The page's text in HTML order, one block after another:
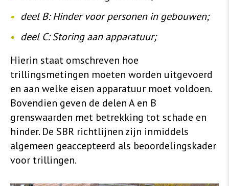
deel B: Hinder voor personen in gebouwen;
deel C: Storing aan apparatuur;
Hierin staat omschreven hoe
trillingsmetingen moeten worden uitgevoerd
en aan welke eisen apparatuur moet voldoen.
Bovendien geven de delen A en B
grenswaarden met betrekking tot schade en
hinder. De SBR richtlijnen zijn inmiddels
algemeen geaccepteerd als beoordelingskader
voor trillingen.